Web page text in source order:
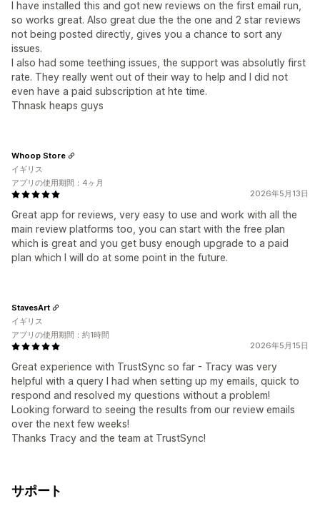
I have installed this and got new reviews on the first email run,
so works great. Also great due the the one and 2 star reviews
not being posted directly, gives you a chance to sort any
issues.
I also had some teething issues, the support was absolutly first
rate. They really went out of their way to help and I did not
even have a paid subscription at hte time.
Thnask heaps guys
2026年5月13日
Great app for reviews, very easy to use and work with all the
main review platforms too, you can start with the free plan
which is great and you get busy enough upgrade to a paid
plan which I will do at some point in the future.
Whoop Store
イギリス
アプリの使用期間：4ヶ月
2026年5月15日
Great experience with TrustSync so far - Tracy was very
helpful with a query I had when setting up my emails, quick to
respond and resolved my questions without a problem!
Looking forward to seeing the results from our review emails
over the next few weeks!
Thanks Tracy and the team at TrustSync!
StavesArt
イギリス
アプリの使用期間：約1時間
サポート